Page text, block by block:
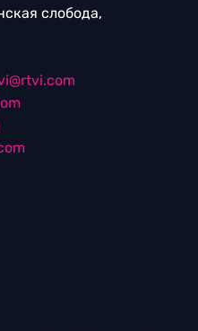
слобода,